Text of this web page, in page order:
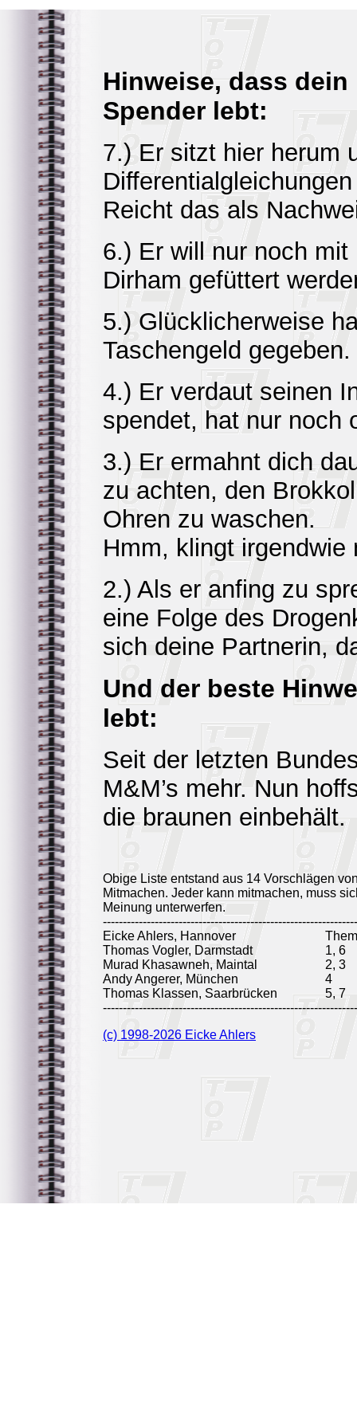
Hinweise, dass dein
Spender lebt:
7.) Er sitzt hier herum
Reicht das als
6.) Er will nur noch mit
Dirham gefüttert
5.) Glücklicherweise
Taschengeld gegeben.
4.) Er verdaut seinen
spendet, hat nur noch
3.) Er ermahnt dich
zu achten, den
Ohren zu waschen.
Hmm, klingt irgendwie
2.) Als er anfing zu
eine Folge des
sich deine Partnerin,
Und der beste
lebt:
Seit der letzten
M&M’s mehr. Nun
die braunen einbehält.
Obige Liste entstand aus 14 Vorschlägen
Mitmachen. Jeder kann mitmachen, muss
Meinung unterwerfen.
Eicke Ahlers, Hannover
Thomas Vogler, Darmstadt
1, 6
Murad Khasawneh, Maintal
2, 3
Andy Angerer, München
4
Thomas Klassen, Saarbrücken
5, 7
(c) 1998-2026 Eicke Ahlers